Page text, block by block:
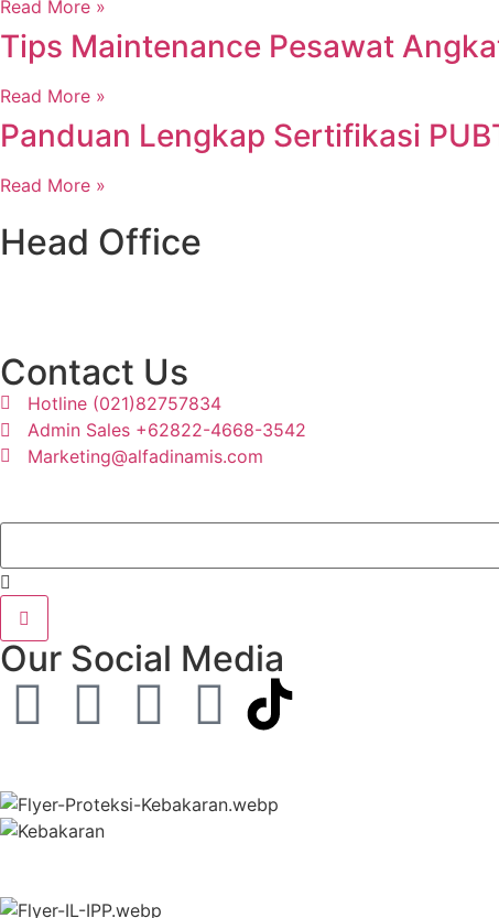
Read More »
Tips Maintenance Pesawat
Read More »
Panduan Lengkap Sertifikasi
Read More »
Head Office
Contact Us
Hotline (021)82757834
Admin Sales +62822-4668-3542
Marketing@alfadinamis.com
Our Social Media